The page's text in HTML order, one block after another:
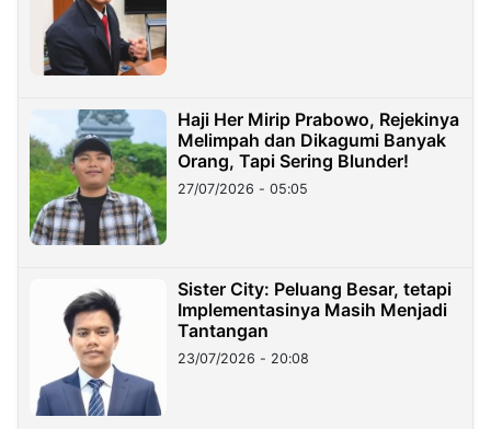
Haji Her Mirip Prabowo, Rejekinya
Melimpah dan Dikagumi Banyak
Orang, Tapi Sering Blunder!
27/07/2026 - 05:05
Sister City: Peluang Besar, tetapi
Implementasinya Masih Menjadi
Tantangan
23/07/2026 - 20:08